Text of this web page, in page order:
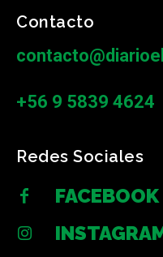
Contacto
+56 9 5839 4624
Redes Sociales
FACEBOOK